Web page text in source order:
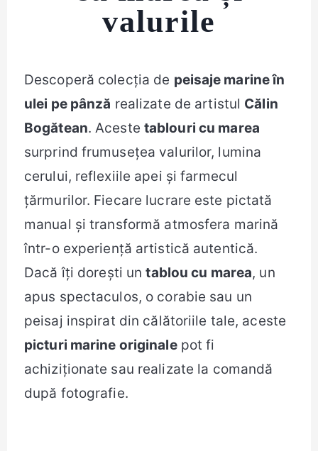
valurile
Descoperă colecția de peisaje marine în
ulei pe pânză realizate de artistul Călin
Bogătean. Aceste tablouri cu marea
surprind frumusețea valurilor, lumina
cerului, reflexiile apei și farmecul
țărmurilor. Fiecare lucrare este pictată
manual și transformă atmosfera marină
într-o experiență artistică autentică.
Dacă îți dorești untablou cu marea, un
apus spectaculos, o corabie sau un
peisaj inspirat din călătoriile tale, aceste
picturi marine originalepot fi
achiziționate sau realizate la comandă
după fotografie.